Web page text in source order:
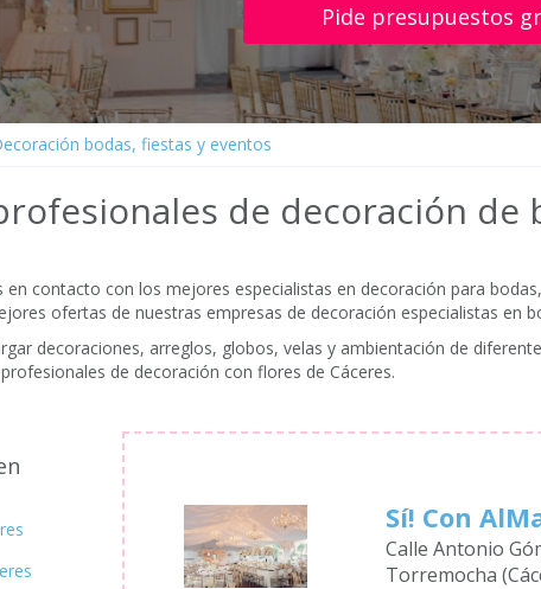
Pide presupuestos
bodas, fiestas y eventos
de decoración de
en contacto con los mejores especialistas en decoración para
ofertas de nuestras empresas de decoración especialistas en
decoraciones, arreglos, globos, velas y ambientación de
de decoración con flores de Cáceres.
Sí! Con
Calle Antonio
Torremocha